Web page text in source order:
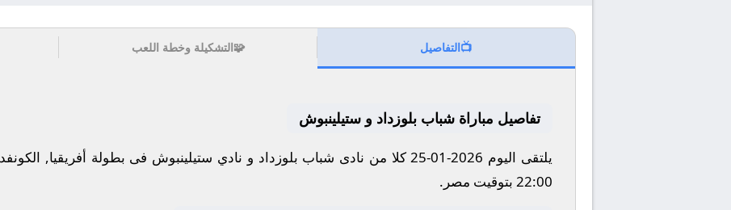
📺التفاصيل 🧩التشكيلة وخطة اللعب
تفاصيل مباراة شباب بلوزداد و ستيلينبوش
يلتقى اليوم 2026-01-25 كلا من نادى شباب بلوزداد و نادي ستيلينبوش فى بطولة أفريقيا,
22:00 بتوقيت مصر.